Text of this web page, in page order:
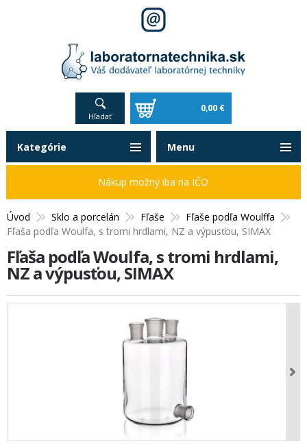
Hľadať
0,00 €
Úvod Sklo a porcelán Fľaše
Fľaše podľa Woulffa
Fľaša podľa Woulfa, s tromi hrdlami, NZ a výpusťou, SIMAX
Fľaša podľa Woulfa, s tromi hrdlami,
NZ a výpusťou, SIMAX
Kategórie
Nákup možný iba na IČO
Menu